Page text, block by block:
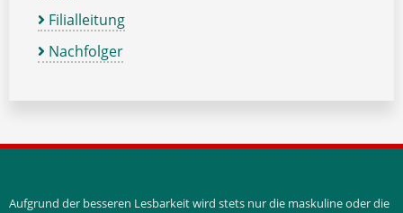
Filialleitung
Nachfolger
Aufgrund der besseren Lesbarkeit wird stets nur die maskuline oder die